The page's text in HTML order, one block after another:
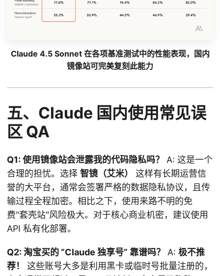
Claude 4.5 Sonnet 在各项基准测试中的性能表现，国内
镜像站可完美复刻此能力
五、Claude 国内使用常见误
区 QA
Q1: 使用镜像站会泄露我的代码隐私吗？
A: 这是一个
合理的担忧。选择 智镜（艾米）
这样有长期运营信
誉的大平台，通常会签署严格的数据隐私协议，且传
输过程全程加密。相比之下，使用来路不明的免
费"套壳站"风险极大。对于核心商业机密，建议使用
API 私有化部署。
Q2: 淘宝买的 “Claude 独享号” 靠谱吗？ A: 极不推
荐！
这些账号大多是利用黑卡或临时号批量注册的，